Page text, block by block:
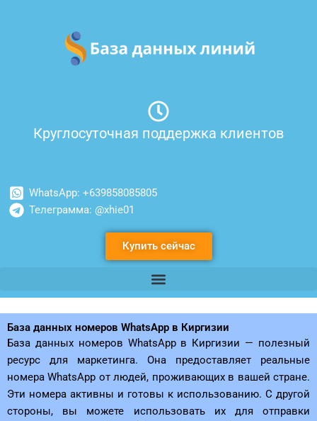
содержимому
Круглосуточная поддержка клиентов
WhatsApp: +639858085805
Телеграмма: @xhie01
Купить сейчас
База данных номеров WhatsApp в Киргизии
База данных номеров WhatsApp в Киргизии — полезный
ресурс для маркетинга. Она предоставляет реальные
номера WhatsApp от людей, проживающих в вашей стране.
Эти номера активны и готовы к использованию. С другой
стороны, вы можете использовать их для отправки